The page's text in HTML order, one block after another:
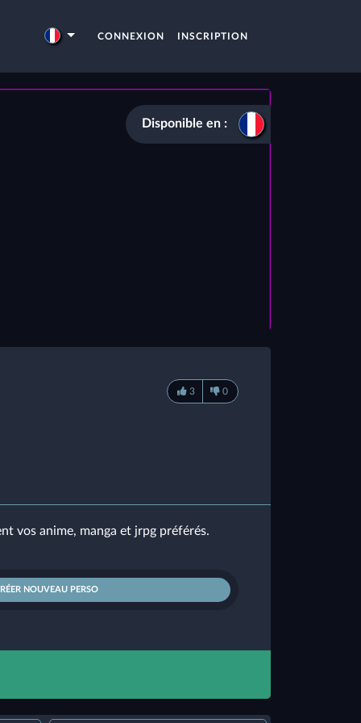
CONNEXION INSCRIPTION
Disponible en :
3 0
vos anime, manga et jrpg préférés.
NOUVEAU PERSO